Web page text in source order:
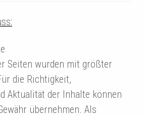
Seiten wurden mit größter
die Richtigkeit,
Aktualität der Inhalte können
übernehmen. Als